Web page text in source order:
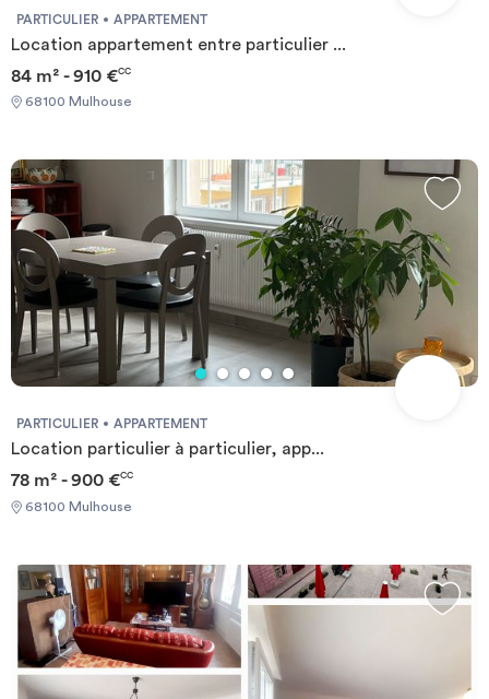
PARTICULIER APPARTEMENT
Location appartement entre particulier ...
84 m² - 910 €CC
68100 Mulhouse
PARTICULIER APPARTEMENT
Location particulier à particulier, app...
78 m² - 900 €CC
68100 Mulhouse